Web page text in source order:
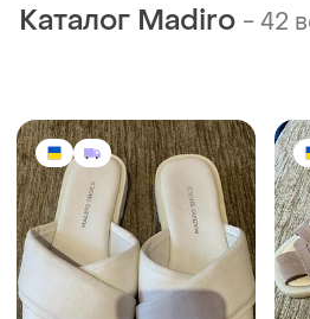
Каталог Madiro -42